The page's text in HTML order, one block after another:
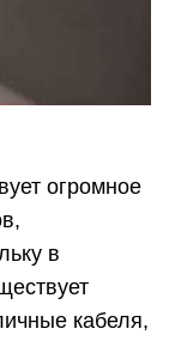
огромное
в
кабеля,